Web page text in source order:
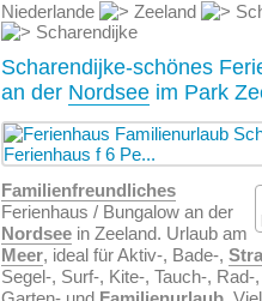
Niederlande Zeeland
Scharendijke
Scharendijke-schönes
an der Nordsee im Park
Familien­freundliches
Ferienhaus / Bungalow an der
Nordsee in Zeeland. Urlaub am
Meer, ideal für Aktiv-, Bade-,
Segel-, Surf-, Kite-, Tauch-, Rad-